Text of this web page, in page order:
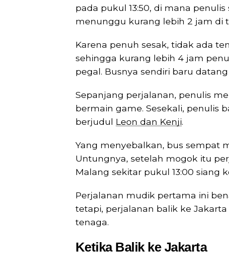
pada pukul 13:50, di mana
menunggu kurang lebih 2 jam di
Karena penuh sesak, tidak ada
sehingga kurang lebih 4 jam
pegal. Busnya sendiri baru datang
Sepanjang perjalanan, penulis
bermain game. Sesekali, penulis
berjudul Leon dan Kenji.
Yang menyebalkan, bus sempat
Untungnya, setelah mogok itu
Malang sekitar pukul 13:00 siang
Perjalanan mudik pertama ini
tetapi, perjalanan balik ke
tenaga.
Ketika Balik ke Jakarta